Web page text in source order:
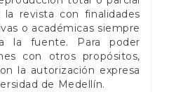
revista con finalidades
o académicas siempre
la fuente. Para poder
con otros propósitos,
la autorización expresa
de Medellín.